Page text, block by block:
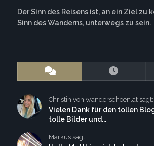
Der Sinn des Reisens ist, an ein Ziel zu
Sinn des Wanderns, unterwegs zu sein.
Christin von wanderschoen.at sagt:
Vielen Dank für den tollen
tolle Bilder und...
Markus sagt: